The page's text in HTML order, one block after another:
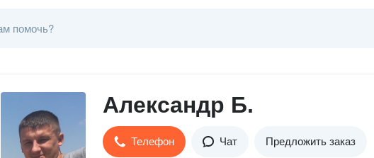
Александр Б.
Телефон Чат Предложить заказ